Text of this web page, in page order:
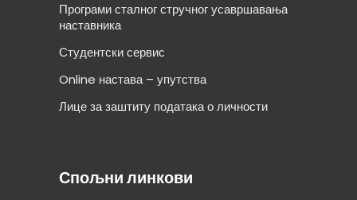
Програми сталног стручног усавршавања
наставника
Студентски сервис
Online настава – упутства
Лице за заштиту података о личности
Спољни линкови